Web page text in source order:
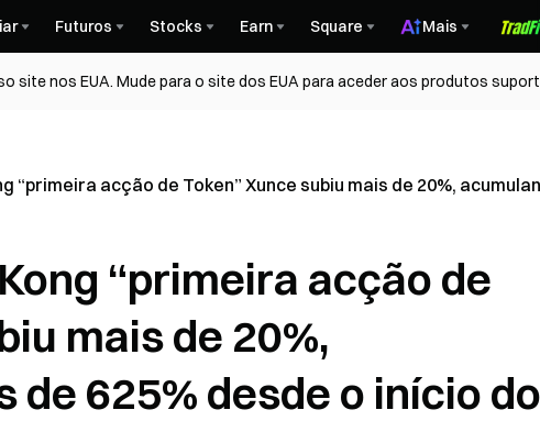
Futuros Stocks Earn Square Mais
site nos EUA. Mude para o site dos EUA para aceder aos produtos
“primeira acção de Token” Xunce subiu mais de 20%,
“primeira acção de
mais de 20%,
de 625% desde o início do